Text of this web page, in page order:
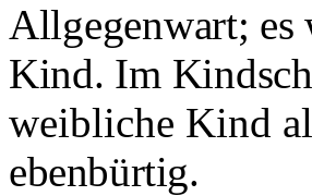
Allgegenwart; es
Kind. Im
weibliche Kind
ebenbürtig.